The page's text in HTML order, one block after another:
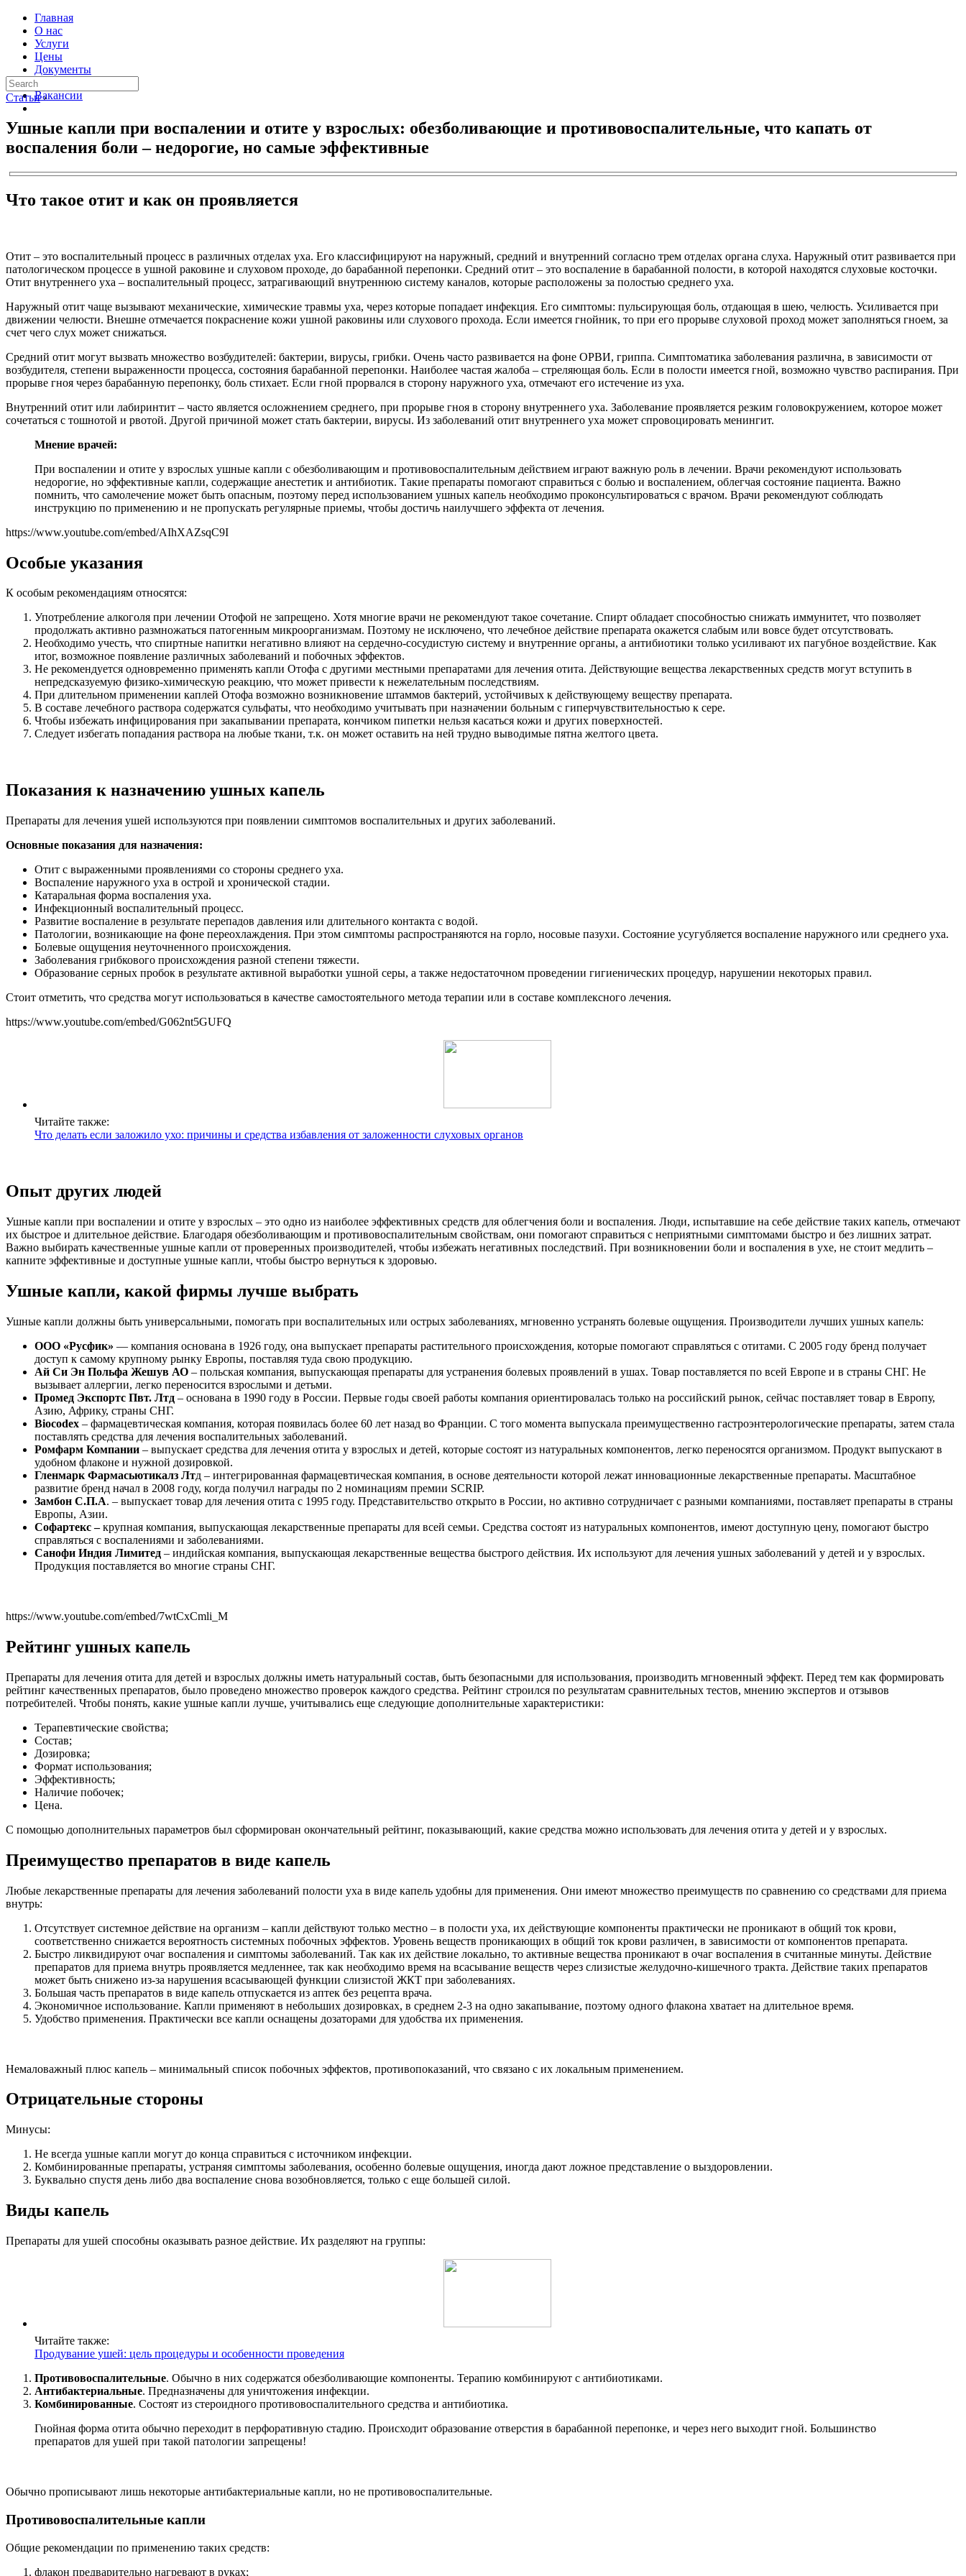
Главная
О нас
Услуги
Цены
Документы
Контакты
Вакансии
Статьи ›
Ушные капли при воспалении и отите у взрослых: обезболивающие и противовоспалительные, что капать от
воспаления боли – недорогие, но самые эффективные
Что такое отит и как он проявляется
Отит – это воспалительный процесс в различных отделах уха. Его классифицируют на наружный, средний и внутренний согласно трем отделах органа слуха. Наружный отит развивается при
патологическом процессе в ушной раковине и слуховом проходе, до барабанной перепонки. Средний отит – это воспаление в барабанной полости, в которой находятся слуховые косточки.
Отит внутреннего уха – воспалительный процесс, затрагивающий внутреннюю систему каналов, которые расположены за полостью среднего уха.
Наружный отит чаще вызывают механические, химические травмы уха, через которые попадает инфекция. Его симптомы: пульсирующая боль, отдающая в шею, челюсть. Усиливается при
движении челюсти. Внешне отмечается покраснение кожи ушной раковины или слухового прохода. Если имеется гнойник, то при его прорыве слуховой проход может заполняться гноем, за
счет чего слух может снижаться.
Средний отит могут вызвать множество возбудителей: бактерии, вирусы, грибки. Очень часто развивается на фоне ОРВИ, гриппа. Симптоматика заболевания различна, в зависимости от
возбудителя, степени выраженности процесса, состояния барабанной перепонки. Наиболее частая жалоба – стреляющая боль. Если в полости имеется гной, возможно чувство распирания. При
прорыве гноя через барабанную перепонку, боль стихает. Если гной прорвался в сторону наружного уха, отмечают его истечение из уха.
Внутренний отит или лабиринтит – часто является осложнением среднего, при прорыве гноя в сторону внутреннего уха. Заболевание проявляется резким головокружением, которое может
сочетаться с тошнотой и рвотой. Другой причиной может стать бактерии, вирусы. Из заболеваний отит внутреннего уха может спровоцировать менингит.
Мнение врачей:
При воспалении и отите у взрослых ушные капли с обезболивающим и противовоспалительным действием играют важную роль в лечении. Врачи рекомендуют использовать
недорогие, но эффективные капли, содержащие анестетик и антибиотик. Такие препараты помогают справиться с болью и воспалением, облегчая состояние пациента. Важно
помнить, что самолечение может быть опасным, поэтому перед использованием ушных капель необходимо проконсультироваться с врачом. Врачи рекомендуют соблюдать
инструкцию по применению и не пропускать регулярные приемы, чтобы достичь наилучшего эффекта от лечения.
https://www.youtube.com/embed/AIhXAZsqC9I
Особые указания
К особым рекомендациям относятся:
Употребление алкоголя при лечении Отофой не запрещено. Хотя многие врачи не рекомендуют такое сочетание. Спирт обладает способностью снижать иммунитет, что позволяет
продолжать активно размножаться патогенным микроорганизмам. Поэтому не исключено, что лечебное действие препарата окажется слабым или вовсе будет отсутствовать.
Необходимо учесть, что спиртные напитки негативно влияют на сердечно-сосудистую систему и внутренние органы, а антибиотики только усиливают их пагубное воздействие. Как
итог, возможное появление различных заболеваний и побочных эффектов.
Не рекомендуется одновременно применять капли Отофа с другими местными препаратами для лечения отита. Действующие вещества лекарственных средств могут вступить в
непредсказуемую физико-химическую реакцию, что может привести к нежелательным последствиям.
При длительном применении каплей Отофа возможно возникновение штаммов бактерий, устойчивых к действующему веществу препарата.
В составе лечебного раствора содержатся сульфаты, что необходимо учитывать при назначении больным с гиперчувствительностью к сере.
Чтобы избежать инфицирования при закапывании препарата, кончиком пипетки нельзя касаться кожи и других поверхностей.
Следует избегать попадания раствора на любые ткани, т.к. он может оставить на ней трудно выводимые пятна желтого цвета.
Показания к назначению ушных капель
Препараты для лечения ушей используются при появлении симптомов воспалительных и других заболеваний.
Основные показания для назначения:
Отит с выраженными проявлениями со стороны среднего уха.
Воспаление наружного уха в острой и хронической стадии.
Катаральная форма воспаления уха.
Инфекционный воспалительный процесс.
Развитие воспаление в результате перепадов давления или длительного контакта с водой.
Патологии, возникающие на фоне переохлаждения. При этом симптомы распространяются на горло, носовые пазухи. Состояние усугубляется воспаление наружного или среднего уха.
Болевые ощущения неуточненного происхождения.
Заболевания грибкового происхождения разной степени тяжести.
Образование серных пробок в результате активной выработки ушной серы, а также недостаточном проведении гигиенических процедур, нарушении некоторых правил.
Стоит отметить, что средства могут использоваться в качестве самостоятельного метода терапии или в составе комплексного лечения.
https://www.youtube.com/embed/G062nt5GUFQ
Читайте также:
Что делать если заложило ухо: причины и средства избавления от заложенности слуховых органов
Опыт других людей
Ушные капли при воспалении и отите у взрослых – это одно из наиболее эффективных средств для облегчения боли и воспаления. Люди, испытавшие на себе действие таких капель, отмечают
их быстрое и длительное действие. Благодаря обезболивающим и противовоспалительным свойствам, они помогают справиться с неприятными симптомами быстро и без лишних затрат.
Важно выбирать качественные ушные капли от проверенных производителей, чтобы избежать негативных последствий. При возникновении боли и воспаления в ухе, не стоит медлить –
капните эффективные и доступные ушные капли, чтобы быстро вернуться к здоровью.
Ушные капли, какой фирмы лучше выбрать
Ушные капли должны быть универсальными, помогать при воспалительных или острых заболеваниях, мгновенно устранять болевые ощущения. Производители лучших ушных капель:
ООО «Русфик» — компания основана в 1926 году, она выпускает препараты растительного происхождения, которые помогают справляться с отитами. С 2005 году бренд получает
доступ к самому крупному рынку Европы, поставляя туда свою продукцию.
Ай Си Эн Польфа Жешув АО – польская компания, выпускающая препараты для устранения болевых проявлений в ушах. Товар поставляется по всей Европе и в страны СНГ. Не
вызывает аллергии, легко переносится взрослыми и детьми.
Промед Экспортс Пвт. Лтд – основана в 1990 году в России. Первые годы своей работы компания ориентировалась только на российский рынок, сейчас поставляет товар в Европу,
Азию, Африку, страны СНГ.
Biocodex – фармацевтическая компания, которая появилась более 60 лет назад во Франции. С того момента выпускала преимущественно гастроэнтерологические препараты, затем стала
поставлять средства для лечения воспалительных заболеваний.
Ромфарм Компании – выпускает средства для лечения отита у взрослых и детей, которые состоят из натуральных компонентов, легко переносятся организмом. Продукт выпускают в
удобном флаконе и нужной дозировкой.
Гленмарк Фармасьютикалз Лтд – интегрированная фармацевтическая компания, в основе деятельности которой лежат инновационные лекарственные препараты. Масштабное
развитие бренд начал в 2008 году, когда получил награды по 2 номинациям премии SCRIP.
Замбон С.П.А. – выпускает товар для лечения отита с 1995 году. Представительство открыто в России, но активно сотрудничает с разными компаниями, поставляет препараты в страны
Европы, Азии.
Софартекс –крупная компания, выпускающая лекарственные препараты для всей семьи. Средства состоят из натуральных компонентов, имеют доступную цену, помогают быстро
справляться с воспалениями и заболеваниями.
Санофи Индия Лимитед – индийская компания, выпускающая лекарственные вещества быстрого действия. Их используют для лечения ушных заболеваний у детей и у взрослых.
Продукция поставляется во многие страны СНГ.
https://www.youtube.com/embed/7wtCxCmli_M
Рейтинг ушных капель
Препараты для лечения отита для детей и взрослых должны иметь натуральный состав, быть безопасными для использования, производить мгновенный эффект. Перед тем как формировать
рейтинг качественных препаратов, было проведено множество проверок каждого средства. Рейтинг строился по результатам сравнительных тестов, мнению экспертов и отзывов
потребителей. Чтобы понять, какие ушные капли лучше, учитывались еще следующие дополнительные характеристики:
Терапевтические свойства;
Состав;
Дозировка;
Формат использования;
Эффективность;
Наличие побочек;
Цена.
С помощью дополнительных параметров был сформирован окончательный рейтинг, показывающий, какие средства можно использовать для лечения отита у детей и у взрослых.
Преимущество препаратов в виде капель
Любые лекарственные препараты для лечения заболеваний полости уха в виде капель удобны для применения. Они имеют множество преимуществ по сравнению со средствами для приема
внутрь:
Отсутствует системное действие на организм – капли действуют только местно – в полости уха, их действующие компоненты практически не проникают в общий ток крови,
соответственно снижается вероятность системных побочных эффектов. Уровень веществ проникающих в общий ток крови различен, в зависимости от компонентов препарата.
Быстро ликвидируют очаг воспаления и симптомы заболеваний. Так как их действие локально, то активные вещества проникают в очаг воспаления в считанные минуты. Действие
препаратов для приема внутрь проявляется медленнее, так как необходимо время на всасывание веществ через слизистые желудочно-кишечного тракта. Действие таких препаратов
может быть снижено из-за нарушения всасывающей функции слизистой ЖКТ при заболеваниях.
Большая часть препаратов в виде капель отпускается из аптек без рецепта врача.
Экономичное использование. Капли применяют в небольших дозировках, в среднем 2-3 на одно закапывание, поэтому одного флакона хватает на длительное время.
Удобство применения. Практически все капли оснащены дозаторами для удобства их применения.
Немаловажный плюс капель – минимальный список побочных эффектов, противопоказаний, что связано с их локальным применением.
Отрицательные стороны
Минусы:
Не всегда ушные капли могут до конца справиться с источником инфекции.
Комбинированные препараты, устраняя симптомы заболевания, особенно болевые ощущения, иногда дают ложное представление о выздоровлении.
Буквально спустя день либо два воспаление снова возобновляется, только с еще большей силой.
Виды капель
Препараты для ушей способны оказывать разное действие. Их разделяют на группы:
Читайте также:
Продувание ушей: цель процедуры и особенности проведения
Противовоспалительные. Обычно в них содержатся обезболивающие компоненты. Терапию комбинируют с антибиотиками.
Антибактериальные. Предназначены для уничтожения инфекции.
Комбинированные. Состоят из стероидного противовоспалительного средства и антибиотика.
Гнойная форма отита обычно переходит в перфоративную стадию. Происходит образование отверстия в барабанной перепонке, и через него выходит гной. Большинство
препаратов для ушей при такой патологии запрещены!
Обычно прописывают лишь некоторые антибактериальные капли, но не противовоспалительные.
Противовоспалительные капли
Общие рекомендации по применению таких средств:
флакон предварительно нагревают в руках;